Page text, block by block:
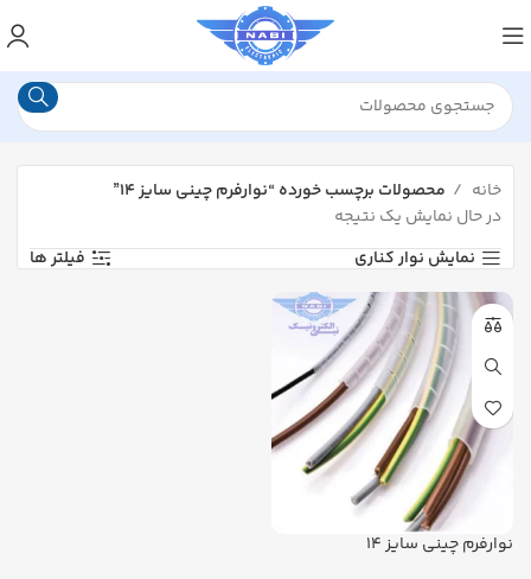
خانه
محصولات برچسب خورده “نوارفرم چینی سایز ۱۴”
در حال نمایش یک نتیجه
نمایش نوار کناری
فیلتر ها
نوارفرم چینی سایز ۱۴